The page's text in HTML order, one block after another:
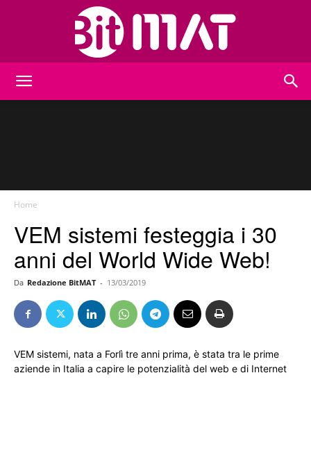
Home
VEM sistemi festeggia i 30
anni del World Wide Web!
Da Redazione BitMAT - 13/03/2019
VEM sistemi, nata a Forlì tre anni prima, è stata tra le prime
aziende in Italia a capire le potenzialità del web e di Internet